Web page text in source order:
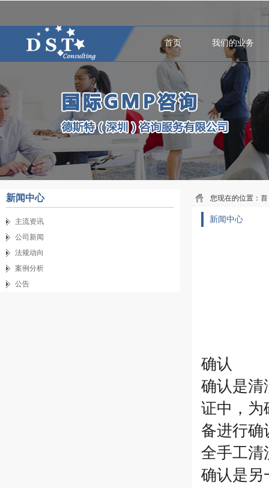
首页 我们的业务
新闻中心
主流资讯
公司新闻
法规动向
案例分析
公告
您现在的位置： 首
新闻中心
确认
确认是清
证中，为
备进行确
全手工清
确认是另